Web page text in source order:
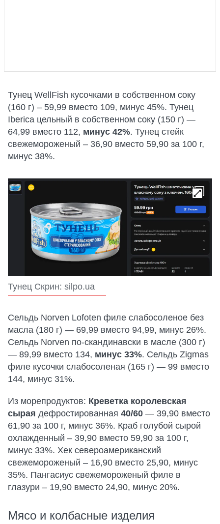
Тунец WellFish кусочками в собственном соку
(160 г) – 59,99 вместо 109, минус 45%. Тунец
Iberica цельный в собственном соку (150 г) —
64,99 вместо 112, минус 42%. Тунец стейк
свежемороженый – 36,90 вместо 59,90 за 100 г,
минус 38%.
Тунец Скрин: silpo.ua
Сельдь Norven Lofoten филе слабосоленое без
масла (180 г) — 69,99 вместо 94,99, минус 26%.
Сельдь Norven по-скандинавски в масле (300 г)
— 89,99 вместо 134, минус 33%. Сельдь Zigmas
филе кусочки слабосоленая (165 г) — 99 вместо
144, минус 31%.
Из морепродуктов: Креветка королевская
сырая дефростированная 40/60 — 39,90 вместо
61,90 за 100 г, минус 36%. Краб голубой сырой
охлажденный – 39,90 вместо 59,90 за 100 г,
минус 33%. Хек североамериканский
свежемороженый – 16,90 вместо 25,90, минус
35%. Пангасиус свежемороженый филе в
глазури – 19,90 вместо 24,90, минус 20%.
Мясо и колбасные изделия